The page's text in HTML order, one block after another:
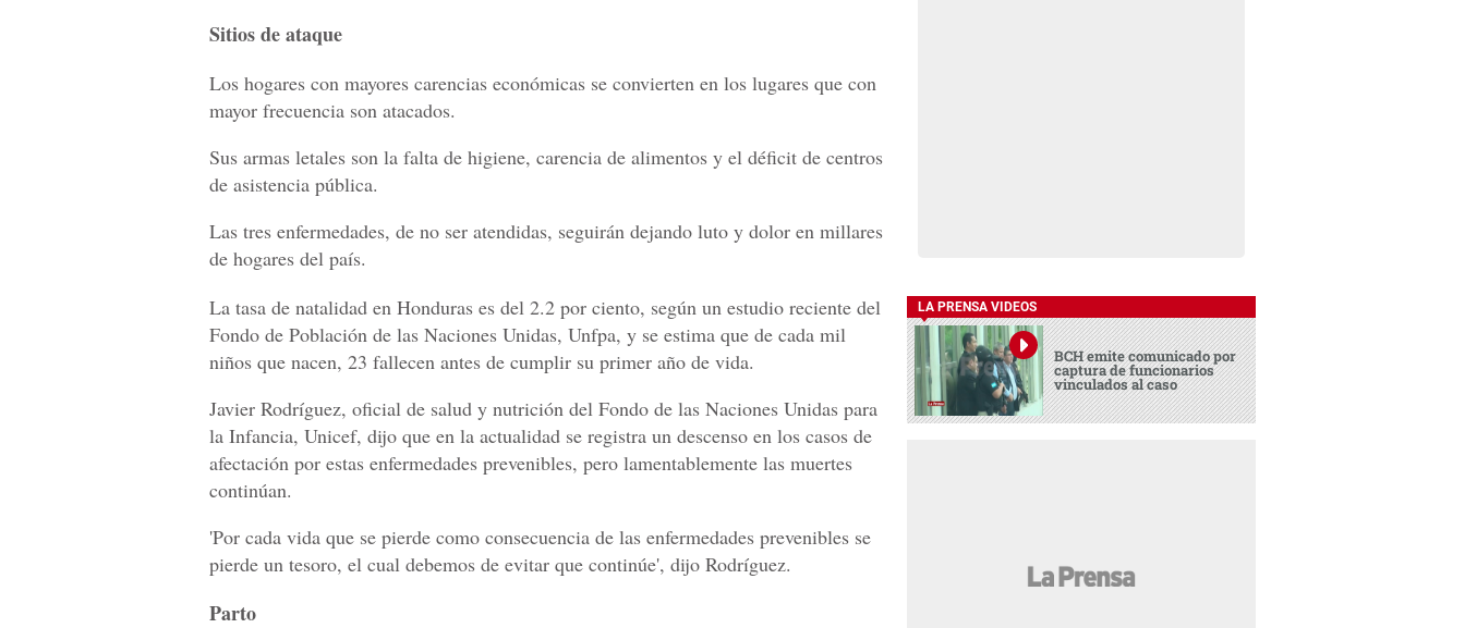
Sitios de ataque
Los hogares con mayores carencias económicas se convierten en los lugares que con
mayor frecuencia son atacados.
Sus armas letales son la falta de higiene, carencia de alimentos y el déficit de centros
de asistencia pública.
Las tres enfermedades, de no ser atendidas, seguirán dejando luto y dolor en millares
de hogares del país.
La tasa de natalidad en Honduras es del 2.2 por ciento, según un estudio reciente del
Fondo de Población de las Naciones Unidas, Unfpa, y se estima que de cada mil
niños que nacen, 23 fallecen antes de cumplir su primer año de vida.
Javier Rodríguez, oficial de salud y nutrición del Fondo de las Naciones Unidas para
la Infancia, Unicef, dijo que en la actualidad se registra un descenso en los casos de
afectación por estas enfermedades prevenibles, pero lamentablemente las muertes
continúan.
'Por cada vida que se pierde como consecuencia de las enfermedades prevenibles se
pierde un tesoro, el cual debemos de evitar que continúe', dijo Rodríguez.
Parto
LA PRENSA VIDEOS
BCH emite comunicado por
captura de funcionarios
vinculados al caso